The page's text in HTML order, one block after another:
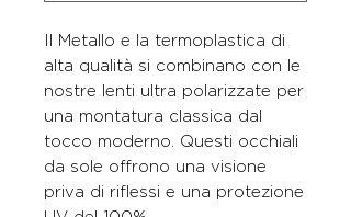
Il Metallo e la termoplastica di
alta qualità si combinano con le
nostre lenti ultra polarizzate per
una montatura classica dal
tocco moderno. Questi occhiali
da sole offrono una visione
priva di riflessi e una protezione